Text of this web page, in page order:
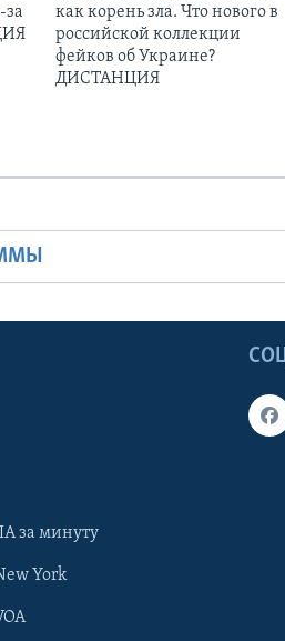
за
как корень зла. Что нового в
российской коллекции
фейков об Украине?
ДИСТАНЦИЯ
за минуту
York